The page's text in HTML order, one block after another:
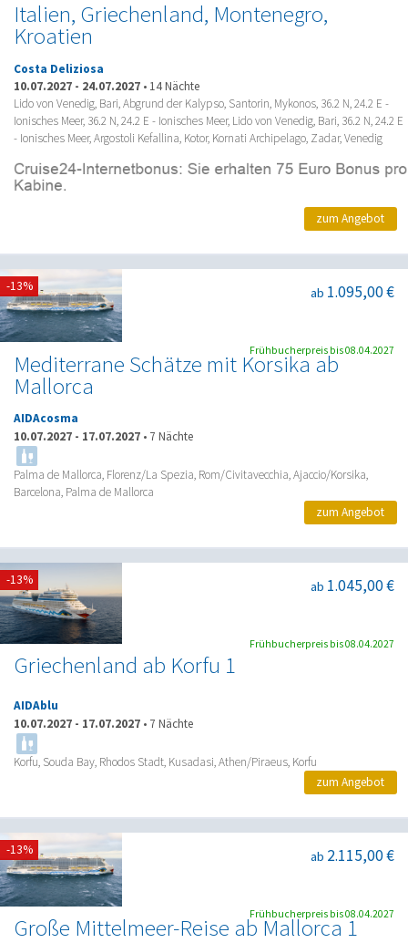
Italien, Griechenland, Montenegro,
Kroatien
Costa Deliziosa
10.07.2027 - 24.07.2027 • 14 Nächte
Lido von Venedig, Bari, Abgrund der Kalypso, Santorin, Mykonos, 36.2 N, 24.2 E -
Ionisches Meer, 36.2 N, 24.2 E - Ionisches Meer, Lido von Venedig, Bari, 36.2 N, 24.2 E
- Ionisches Meer, Argostoli Kefallina, Kotor, Kornati Archipelago, Zadar, Venedig
zum Angebot
Mediterrane Schätze mit Korsika ab
Mallorca
ab 1.095,00 €
AIDAcosma
10.07.2027 - 17.07.2027 • 7 Nächte
Palma de Mallorca, Florenz/La Spezia, Rom/Civitavecchia, Ajaccio/Korsika,
Barcelona, Palma de Mallorca
-13%
Frühbucherpreis bis 08.04.2027
zum Angebot
Griechenland ab Korfu 1
ab 1.045,00 €
AIDAblu
10.07.2027 - 17.07.2027 • 7 Nächte
Korfu, Souda Bay, Rhodos Stadt, Kusadasi, Athen/Piraeus, Korfu
-13%
Frühbucherpreis bis 08.04.2027
zum Angebot
Große Mittelmeer-Reise ab Mallorca 1
ab 2.115,00 €
-13%
Frühbucherpreis bis 08.04.2027